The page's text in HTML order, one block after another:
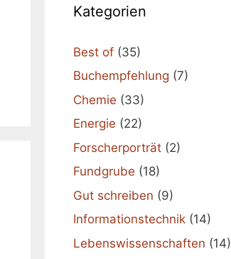
Kategorien
Best of (35)
Buchempfehlung (7)
Chemie (33)
Energie (22)
Forscherporträt (2)
Fundgrube (18)
Gut schreiben (9)
Informationstechnik (14)
Lebenswissenschaften (14)